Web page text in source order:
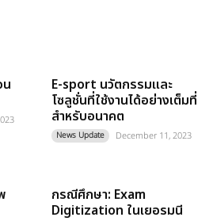
E-sport นวัตกรรมและ
โซลูชั่นที่ใช้งานได้อย่างเต็มที่
สำหรับอนาคต
News Update December 11, 2023
กรณีศึกษา: Exam
Digitization ในเยอรมนี